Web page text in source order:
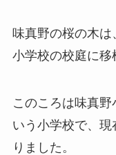
味真野の桜の木
小学校の校庭に移
このころは味真
いう小学校で、
りました。